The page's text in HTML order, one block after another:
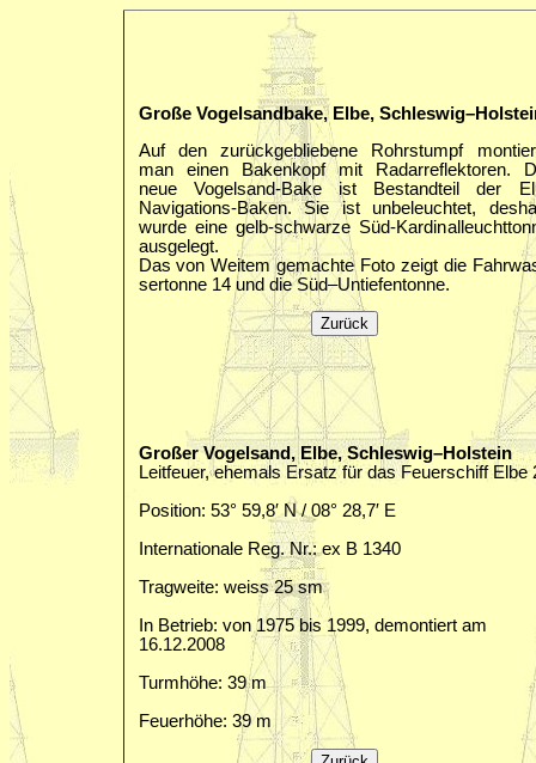
Große Vogelsandbake, Elbe,
Auf den zurückgebliebene Rohrstumpf
man einen Bakenkopf mit Radarreflektoren.
neue Vogelsand-Bake ist Bestandteil der
Navigations-Baken. Sie ist unbeleuchtet,
wurde eine gelb-schwarze Süd-
ausgelegt.
Das von Weitem gemachte Foto zeigt die
sertonne 14 und die Süd–Untiefentonne.
Großer Vogelsand, Elbe, Schleswig–Holstein
Leitfeuer, ehemals Ersatz für das Feuerschiff Elbe
Position: 53° 59,8′ N / 08° 28,7′ E
Internationale Reg. Nr.: ex B 1340
Tragweite: weiss 25 sm
In Betrieb: von 1975 bis 1999, demontiert am
16.12.2008
Turmhöhe: 39 m
Feuerhöhe: 39 m